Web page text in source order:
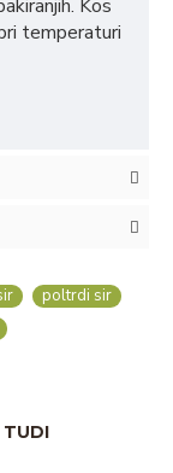
Kos
temperaturi
poltrdi sir
TUDI